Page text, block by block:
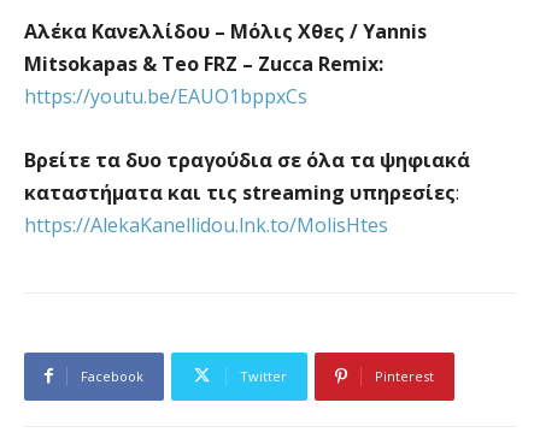
Αλέκα Κανελλίδου – Μόλις Χθες / Yannis
Mitsokapas & Teo FRZ – Zucca Remix:
https://youtu.be/EAUO1bppxCs
Βρείτε τα δυο τραγούδια σε όλα τα ψηφιακά
καταστήματα και τις streaming υπηρεσίες:
https://AlekaKanellidou.lnk.to/MolisHtes
Facebook Twitter Pinterest